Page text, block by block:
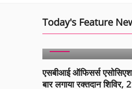
Today's Feature
BIHAR BREAKING NEWS
एसबीआई ऑफिसर्स
बार लगाया रक्तदान शिविर,